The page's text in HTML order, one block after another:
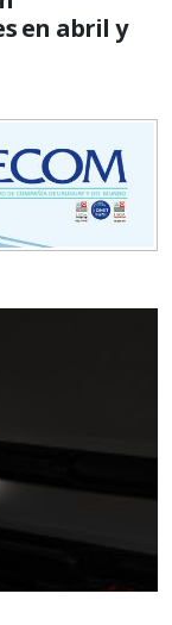
en abril y